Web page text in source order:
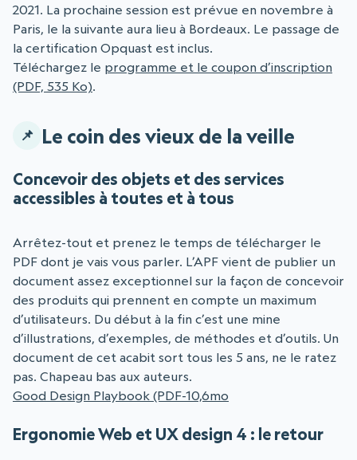
2021. La prochaine session est prévue en novembre à
Paris, le la suivante aura lieu à Bordeaux. Le passage de
la certification Opquast est inclus.
Téléchargez le programme et le coupon d’inscription
(PDF, 535 Ko).
Le coin des vieux de la veille
Concevoir des objets et des services
accessibles à toutes et à tous
Arrêtez-tout et prenez le temps de télécharger le
PDF dont je vais vous parler. L’APF vient de publier un
document assez exceptionnel sur la façon de concevoir
des produits qui prennent en compte un maximum
d’utilisateurs. Du début à la fin c’est une mine
d’illustrations, d’exemples, de méthodes et d’outils. Un
document de cet acabit sort tous les 5 ans, ne le ratez
pas. Chapeau bas aux auteurs.
Good Design Playbook (PDF-10,6mo
Ergonomie Web et UX design 4 : le retour